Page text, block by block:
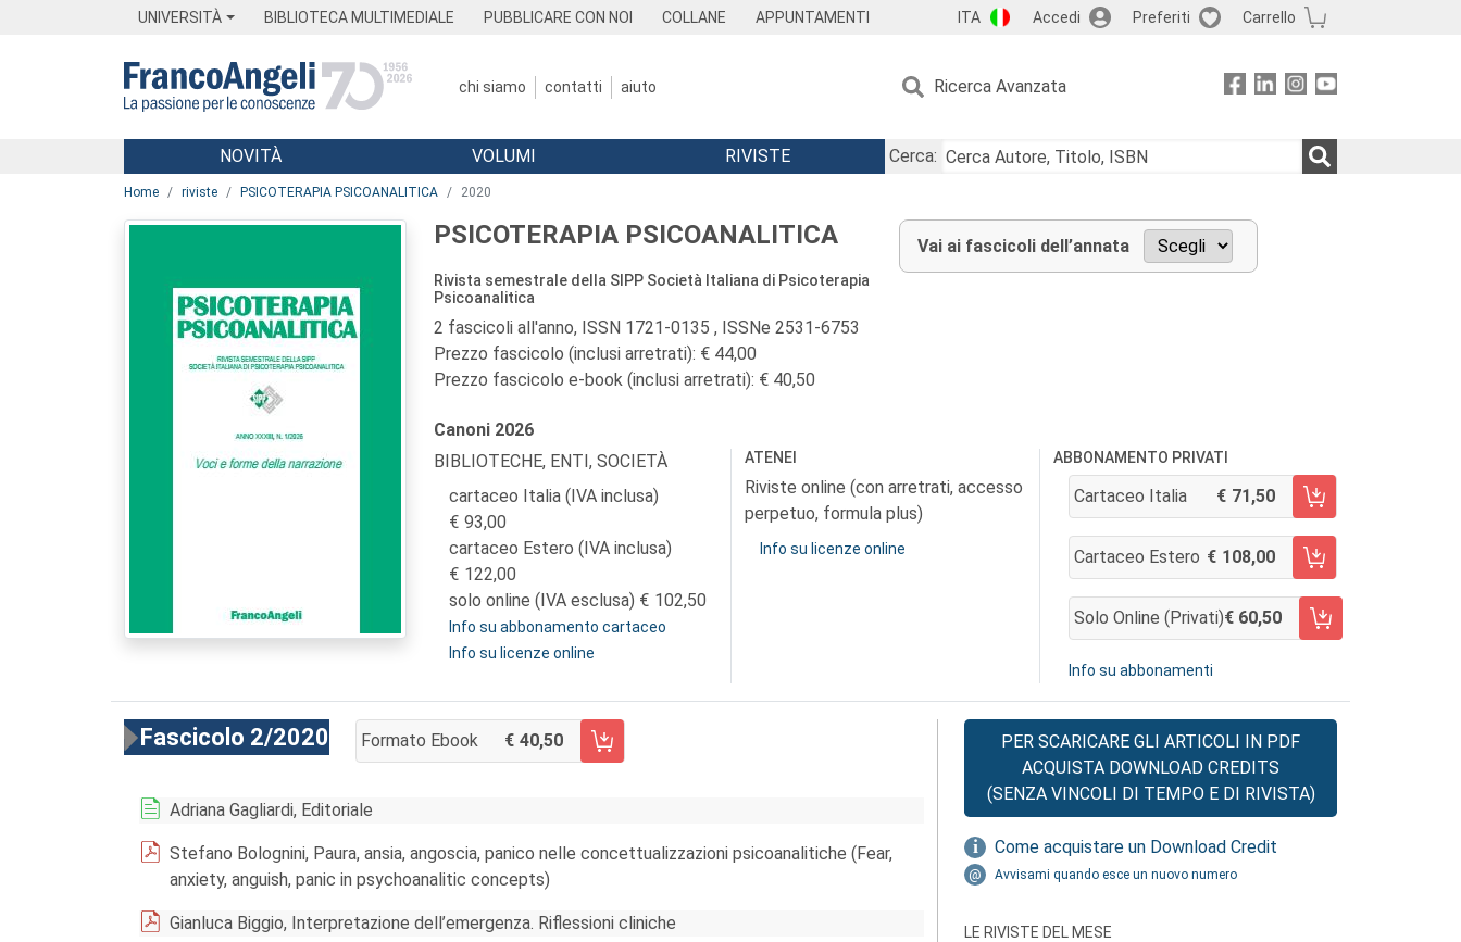
UNIVERSITÀ BIBLIOTECA MULTIMEDIALE PUBBLICARE CON NOI COLLANE APPUNTAMENTI ITA Accedi Preferiti Carrello
chi siamo contatti aiuto Ricerca Avanzata
Menu
NOVITÀ VOLUMI RIVISTE
Cerca:
Home riviste PSICOTERAPIA PSICOANALITICA 2020
PSICOTERAPIA PSICOANALITICA
Rivista semestrale della SIPP Società Italiana di Psicoterapia
Psicoanalitica
2 fascicoli all'anno, ISSN 1721-0135 , ISSNe 2531-6753
Prezzo fascicolo (inclusi arretrati): € 44,00
Prezzo fascicolo e-book (inclusi arretrati): € 40,50
Vai ai fascicoli dell’annata
Canoni 2026
BIBLIOTECHE, ENTI, SOCIETÀ
cartaceo Italia (IVA inclusa)
93,00
cartaceo Estero (IVA inclusa)
122,00
solo online (IVA esclusa)
102,50
Info su abbonamento cartaceo
Info su licenze online
ATENEI
Riviste online (con arretrati, accesso
perpetuo, formula plus)
Info su licenze online
ABBONAMENTO PRIVATI
Cartaceo Italia 71,50
AGGIUNGI AL CARRELLO
Cartaceo Estero 108,00
AGGIUNGI AL CARRELLO
Solo Online (privati) 60,50
AGGIUNGI AL CARRELLO
Info su abbonamenti
Fascicolo 2/2020 Formato Ebook 40,50
AGGIUNGI AL CARRELLO FASCICOLO 2/2020
Adriana Gagliardi, Editoriale
Stefano Bolognini, Paura, ansia, angoscia, panico nelle concettualizzazioni psicoanalitiche (Fear,
anxiety, anguish, panic in psychoanalitic concepts)
Gianluca Biggio, Interpretazione dell’emergenza. Riflessioni cliniche
PER SCARICARE GLI ARTICOLI IN PDF
ACQUISTA DOWNLOAD CREDITS
(SENZA VINCOLI DI TEMPO E DI RIVISTA)
Come acquistare un Download Credit
Avvisami quando esce un nuovo numero
LE RIVISTE DEL MESE